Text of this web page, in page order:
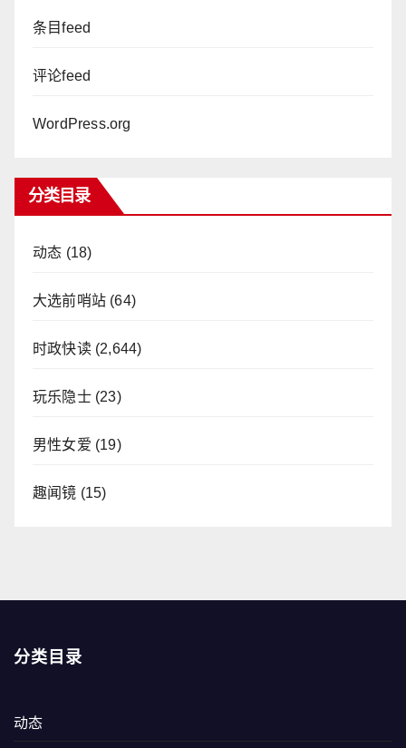
条目feed
评论feed
WordPress.org
分类目录
动态 (18)
大选前哨站 (64)
时政快读(2,644)
玩乐隐士(23)
男性女爱 (19)
趣闻镜 (15)
分类目录
动态